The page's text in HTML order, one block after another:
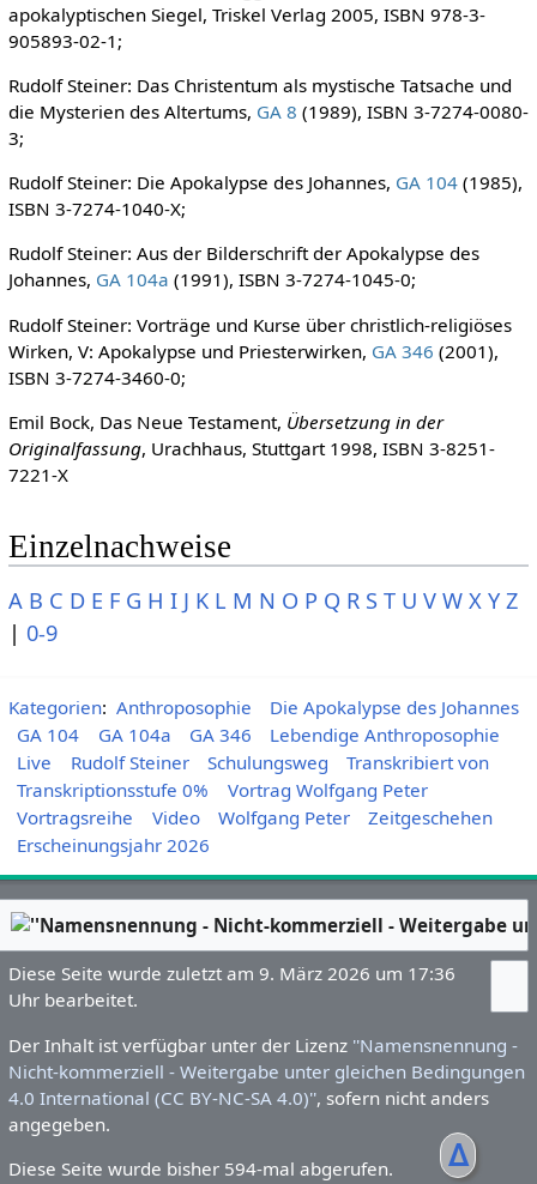
ᐃ
apokalyptischen Siegel, Triskel Verlag 2005, ISBN 978-3-
905893-02-1;
Rudolf Steiner: Das Christentum als mystische Tatsache und
die Mysterien des Altertums, GA 8 (1989), ISBN 3-7274-0080-
3;
Rudolf Steiner: Die Apokalypse des Johannes, GA 104(1985),
ISBN 3-7274-1040-X;
Rudolf Steiner: Aus der Bilderschrift der Apokalypse des
Johannes, GA 104a (1991), ISBN 3-7274-1045-0;
Rudolf Steiner: Vorträge und Kurse über christlich-religiöses
Wirken, V: Apokalypse und Priesterwirken, GA 346 (2001),
ISBN 3-7274-3460-0;
Emil Bock, Das Neue Testament, Übersetzung in der
Originalfassung, Urachhaus, Stuttgart 1998, ISBN 3-8251-
7221-X
Einzelnachweise
A B C D E F G H I J K L M N O P Q R S T U V W X Y Z
| 0-9
Kategorien: Anthroposophie
Die Apokalypse des Johannes
GA 104
GA 104a GA 346
Lebendige Anthroposophie
Live
Rudolf Steiner Schulungsweg
Transkribiert von
Transkriptionsstufe 0%
Vortrag Wolfgang Peter
Vortragsreihe
Video Wolfgang Peter
Zeitgeschehen
Erscheinungsjahr 2026
Diese Seite wurde zuletzt am 9. März 2026 um 17:36
Uhr bearbeitet.
Der Inhalt ist verfügbar unter der Lizenz ''Namensnennung -
Nicht-kommerziell - Weitergabe unter gleichen Bedingungen
4.0 International (CC BY-NC-SA 4.0)'', sofern nicht anders
angegeben.
Diese Seite wurde bisher 594-mal abgerufen.